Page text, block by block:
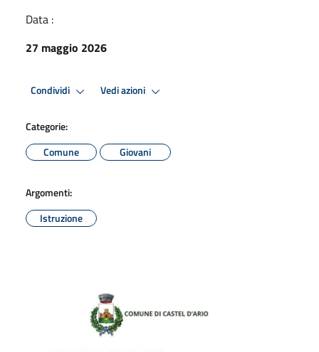
Data :
27 maggio 2026
Condividi Vedi azioni
Categorie:
Comune
Giovani
Argomenti:
Istruzione